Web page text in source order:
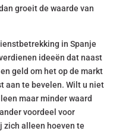
groeit de waarde van
in Spanje
ideeën dat naast
geld om het op de markt
aan te bevelen. Wilt u niet
maar minder waard
voordeel voor
zich alleen hoeven te